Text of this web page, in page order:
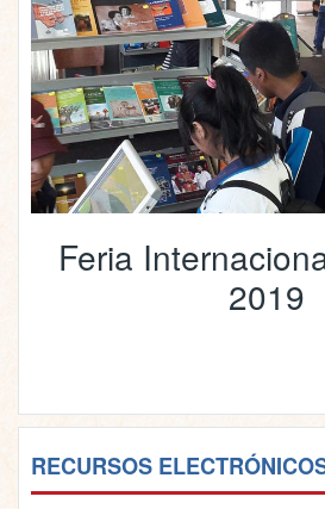
Feria
2019